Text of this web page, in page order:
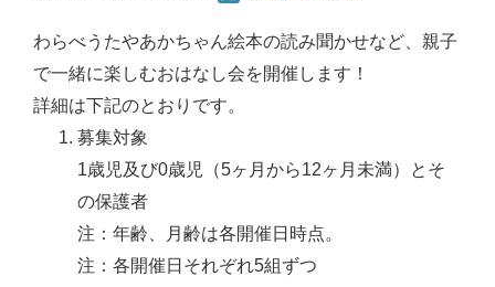
わらべうたやあかちゃん絵本の読み聞かせなど、親子
で一緒に楽しむおはなし会を開催します！
詳細は下記のとおりです。
募集対象
1歳児及び0歳児（5ヶ月から12ヶ月未満）とそ
の保護者
注：年齢、月齢は各開催日時点。
注：各開催日それぞれ5組ずつ